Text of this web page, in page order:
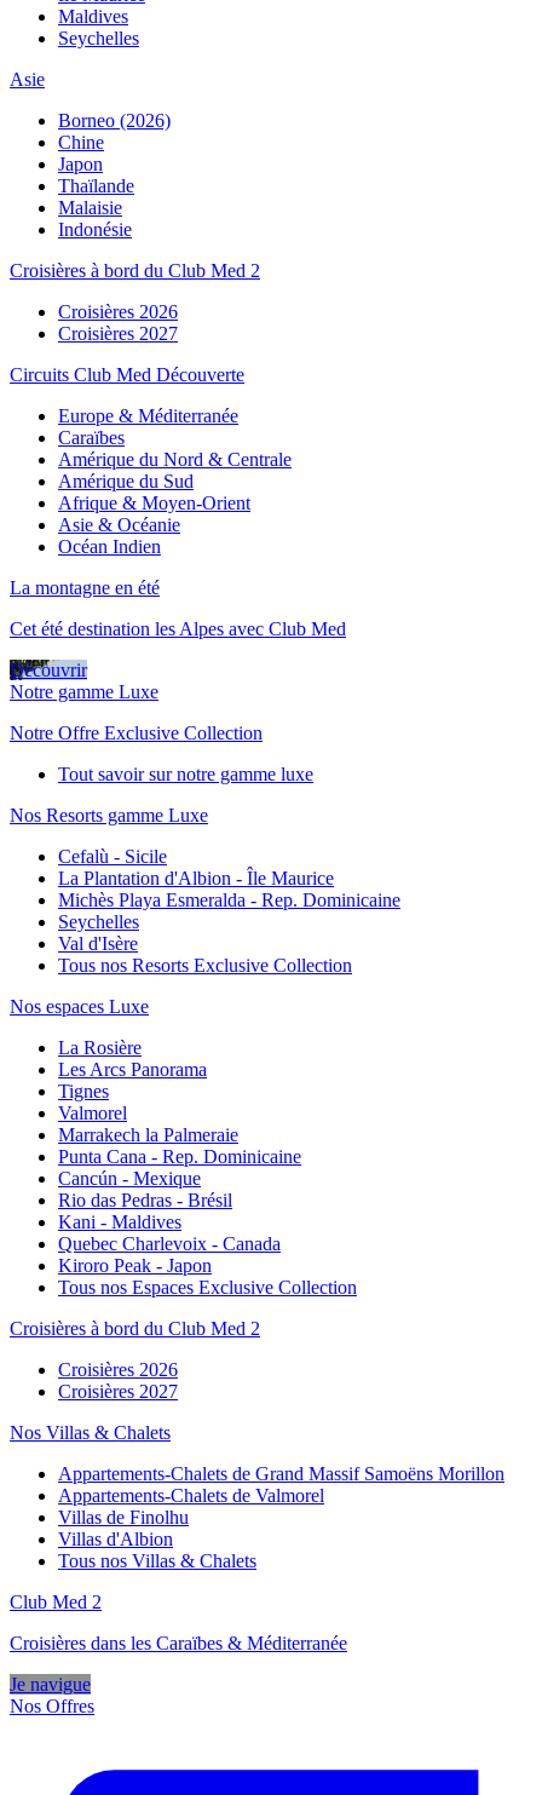
Maldives
Seychelles
Asie
Borneo (2026)
Chine
Japon
Thaïlande
Malaisie
Indonésie
Croisières à bord du Club Med 2
Croisières 2026
Croisières 2027
Circuits Club Med Découverte
Europe & Méditerranée
Caraïbes
Amérique du Nord & Centrale
Amérique du Sud
Afrique & Moyen-Orient
Asie & Océanie
Océan Indien
La montagne en été
Cet été destination les Alpes avec Club Med
Découvrir
Notre gamme Luxe
Notre Offre Exclusive Collection
Tout savoir sur notre gamme luxe
Nos Resorts gamme Luxe
Cefalù - Sicile
La Plantation d'Albion - Île Maurice
Michès Playa Esmeralda - Rep. Dominicaine
Seychelles
Val d'Isère
Tous nos Resorts Exclusive Collection
Nos espaces Luxe
La Rosière
Les Arcs Panorama
Tignes
Valmorel
Marrakech la Palmeraie
Punta Cana - Rep. Dominicaine
Cancún - Mexique
Rio das Pedras - Brésil
Kani - Maldives
Quebec Charlevoix - Canada
Kiroro Peak - Japon
Tous nos Espaces Exclusive Collection
Croisières à bord du Club Med 2
Croisières 2026
Croisières 2027
Nos Villas & Chalets
Appartements-Chalets de Grand Massif Samoëns Morillon
Appartements-Chalets de Valmorel
Villas de Finolhu
Villas d'Albion
Tous nos Villas & Chalets
Club Med 2
Croisières dans les Caraïbes & Méditerranée
Je navigue
Nos Offres